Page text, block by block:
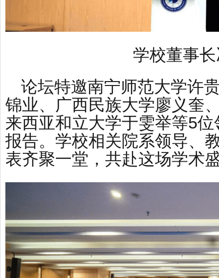
学校董事
论坛特邀南宁师范大学许
锦业、广西民族大学廖义奎
来西亚和立大学于雯举等5
报告。学校相关院系领导、
表齐聚一堂，共赴这场学术